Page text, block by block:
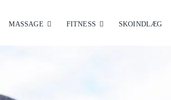
MASSAGE FITNESS SKOINDLÆG